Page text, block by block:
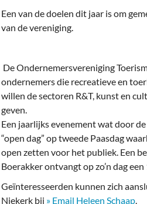
Een van de doelen dit jaar is om
van de vereniging.
De Ondernemersvereniging
ondernemers die recreatieve en
willen de sectoren R&T, kunst en
geven.
Een jaarlijks evenement wat door
“open dag” op tweede Paasdag
open zetten voor het publiek. Een
Boerakker ontvangt op zo’n dag
Geïnteresseerden kunnen zich
Niekerk bij » Email Heleen Schaap.